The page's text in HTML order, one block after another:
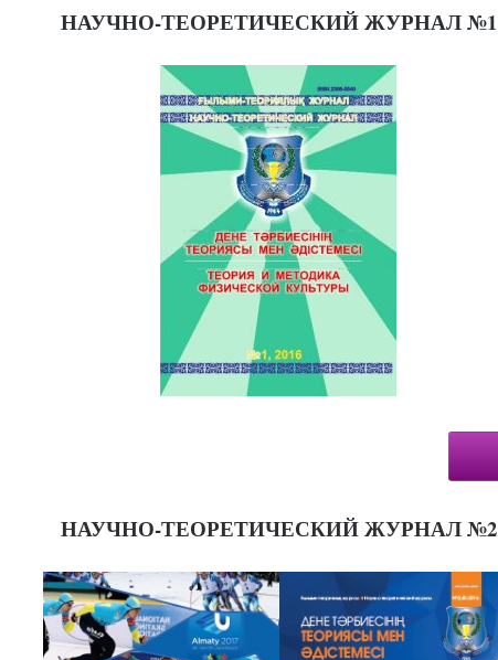
НАУЧНО-ТЕОРЕТИЧЕСКИЙ ЖУРНАЛ №1
НАУЧНО-ТЕОРЕТИЧЕСКИЙ ЖУРНАЛ №2